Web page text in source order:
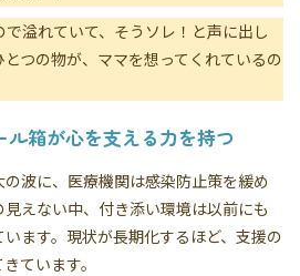
で溢れていて、そうソレ！と声に出し
つの物が、ママを想ってくれているの
箱が心を支える力を持つ
波に、医療機関は感染防止策を緩め
えない中、付き添い環境は以前にも
ます。現状が長期化するほど、支援の
ています。